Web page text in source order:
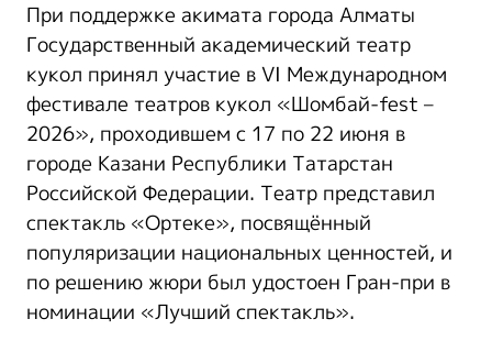
При поддержке акимата города Алматы
Государственный академический театр
кукол принял участие в VI Международном
фестивале театров кукол «Шомбай-fest –
2026», проходившем с 17 по 22 июня в
городе Казани Республики Татарстан
Российской Федерации. Театр представил
спектакль «Ортеке», посвящённый
популяризации национальных ценностей, и
по решению жюри был удостоен Гран-при в
номинации «Лучший спектакль».